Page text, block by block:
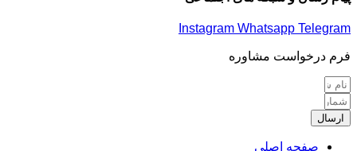
Instagram Whatsapp Telegram
فرم درخواست مشاوره
ارسال
صفحه اصلی